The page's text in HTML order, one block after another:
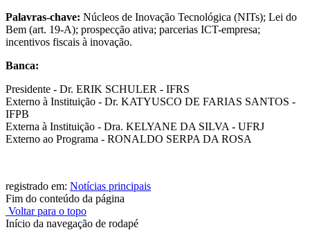
Palavras-chave: Núcleos de Inovação Tecnológica (NITs); Lei do
Bem (art. 19-A); prospecção ativa; parcerias ICT-empresa;
incentivos fiscais à inovação.
Banca:
Presidente - Dr. ERIK SCHULER - IFRS
Externo à Instituição - Dr. KATYUSCO DE FARIAS SANTOS -
IFPB
Externa à Instituição - Dra. KELYANE DA SILVA - UFRJ
Externo ao Programa - RONALDO SERPA DA ROSA
registrado em: Notícias principais
Fim do conteúdo da página
Voltar para o topo
Início da navegação de rodapé